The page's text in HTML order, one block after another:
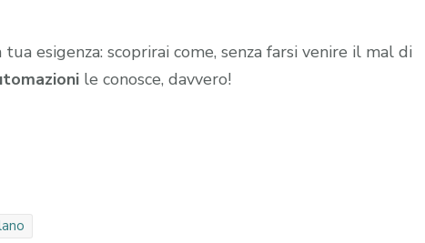
esigenza: scoprirai come, senza farsi venire il mal di
le conosce, davvero!